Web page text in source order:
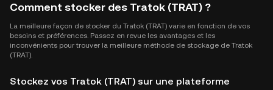
Comment stocker des Tratok (TRAT) ?
La meilleure façon de stocker du Tratok (TRAT) varie en fonction de vos
besoins et préférences. Passez en revue les avantages et les
inconvénients pour trouver la meilleure méthode de stockage de Tratok
(TRAT).
Stockez vos Tratok (TRAT) sur une plateforme